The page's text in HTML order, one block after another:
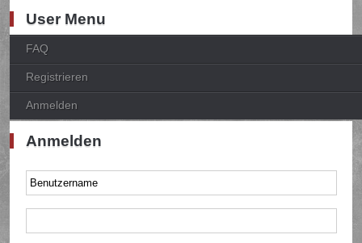
User Menu
FAQ
Registrieren
Anmelden
Anmelden